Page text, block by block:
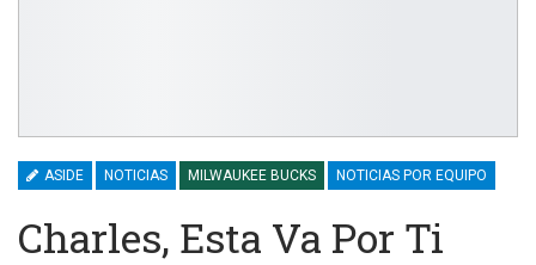
ASIDE NOTICIAS MILWAUKEE BUCKS NOTICIAS POR EQUIPO
Charles, Esta Va Por Ti